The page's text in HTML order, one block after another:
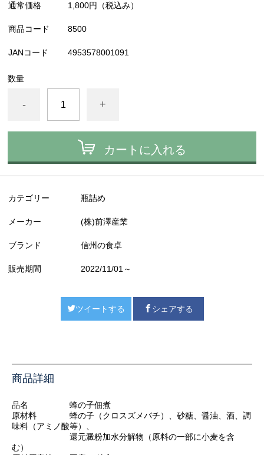
通常価格 1,800円 （税込み）
商品コード 8500
JANコード 4953578001091
数量
- +
カートに入れる
カテゴリー 瓶詰め
メーカー (株)前澤産業
ブランド 信州の食卓
販売期間 2022/11/01～
ツイートする シェアする
商品詳細
品名 蜂の子佃煮
原材料 蜂の子（クロスズメバチ）、砂糖、醤油、酒、調
味料（アミノ酸等）、
還元澱粉加水分解物（原料の一部に小麦を含
む）